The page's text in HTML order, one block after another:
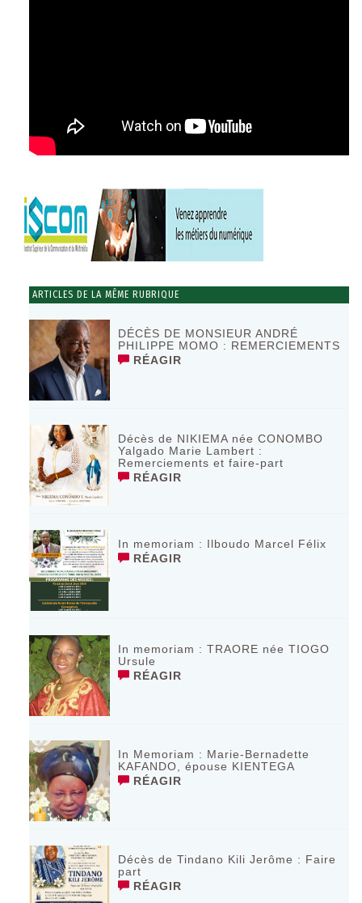
ARTICLES DE LA MÊME RUBRIQUE
DÉCÈS DE MONSIEUR ANDRÉ
PHILIPPE MOMO : REMERCIEMENTS
RÉAGIR
Décès de NIKIEMA née CONOMBO
Yalgado Marie Lambert :
Remerciements et faire-part
RÉAGIR
In memoriam : Ilboudo Marcel Félix
RÉAGIR
In memoriam : TRAORE née TIOGO
Ursule
RÉAGIR
In Memoriam : Marie-Bernadette
KAFANDO, épouse KIENTEGA
RÉAGIR
Décès de Tindano Kili Jerôme : Faire
part
RÉAGIR